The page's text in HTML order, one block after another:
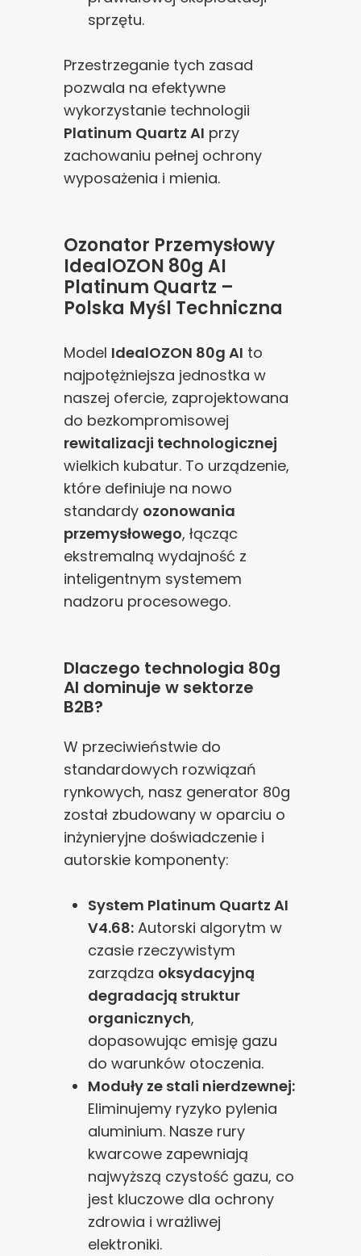
sprzętu.
Przestrzeganie tych zasad
pozwala na efektywne
wykorzystanie technologii
Platinum Quartz AI przy
zachowaniu pełnej ochrony
wyposażenia i mienia.
Ozonator Przemysłowy
IdealOZON 80g AI
Platinum Quartz –
Polska Myśl Techniczna
Model IdealOZON 80g AI to
najpotężniejsza jednostka w
naszej ofercie, zaprojektowana
do bezkompromisowej
rewitalizacji technologicznej
wielkich kubatur. To urządzenie,
które definiuje na nowo
standardy ozonowania
przemysłowego, łącząc
ekstremalną wydajność z
inteligentnym systemem
nadzoru procesowego.
Dlaczego technologia 80g
AI dominuje w sektorze
B2B?
W przeciwieństwie do
standardowych rozwiązań
rynkowych, nasz generator 80g
został zbudowany w oparciu o
inżynieryjne doświadczenie i
autorskie komponenty:
System Platinum Quartz AI
V4.68: Autorski algorytm w
czasie rzeczywistym
zarządza oksydacyjną
degradacją struktur
organicznych,
dopasowując emisję gazu
do warunków otoczenia.
Moduły ze stali nierdzewnej:
Eliminujemy ryzyko pylenia
aluminium. Nasze rury
kwarcowe zapewniają
najwyższą czystość gazu, co
jest kluczowe dla ochrony
zdrowia i wrażliwej
elektroniki.